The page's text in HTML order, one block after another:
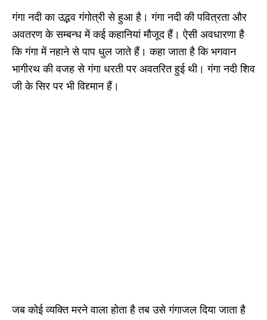
गंगा नदी का उद्भव गंगोत्री से हुआ है। गंगा नदी की पवित्रता और
अवतरण के सम्बन्ध में कई कहानियां मौजूद हैं। ऐसी अवधारणा है
कि गंगा में नहाने से पाप धुल जाते हैं। कहा जाता है कि भगवान
भागीरथ की वजह से गंगा धरती पर अवतरित हुई थी। गंगा नदी शिव
जी के सिर पर भी विद्द्मान हैं।
जब कोई व्यक्ति मरने वाला होता है तब उसे गंगाजल दिया जाता है